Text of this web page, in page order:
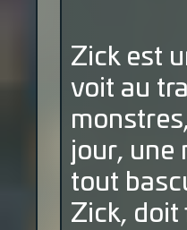
Zick est
voit au
jour, une
tout
Zick, doit